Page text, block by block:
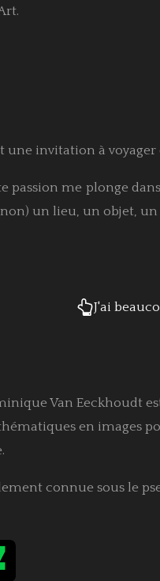
une invitation à
passion me plonge
un lieu, un objet, un
J'ai
Van Eeckhoudt
en images
connue sous le